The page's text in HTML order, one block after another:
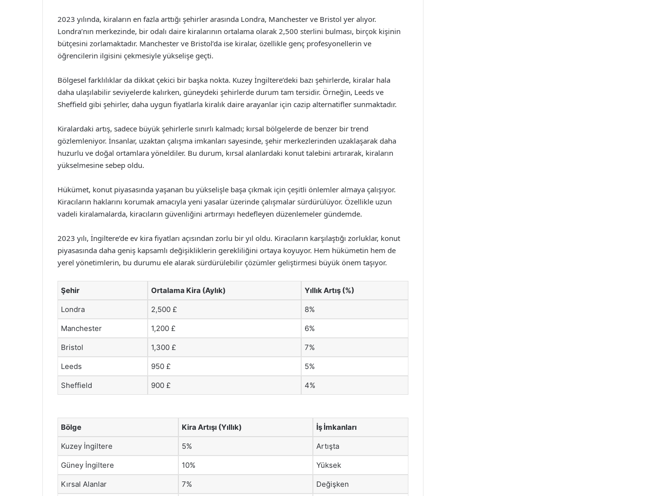
2023 yılında, kiraların en fazla arttığı şehirler arasında Londra, Manchester ve Bristol yer alıyor.
Londra’nın merkezinde, bir odalı daire kiralarının ortalama olarak 2,500 sterlini bulması, birçok kişinin
bütçesini zorlamaktadır. Manchester ve Bristol’da ise kiralar, özellikle genç profesyonellerin ve
öğrencilerin ilgisini çekmesiyle yükselişe geçti.
Bölgesel farklılıklar da dikkat çekici bir başka nokta. Kuzey İngiltere’deki bazı şehirlerde, kiralar hala
daha ulaşılabilir seviyelerde kalırken, güneydeki şehirlerde durum tam tersidir. Örneğin, Leeds ve
Sheffield gibi şehirler, daha uygun fiyatlarla kiralık daire arayanlar için cazip alternatifler sunmaktadır.
Kiralardaki artış, sadece büyük şehirlerle sınırlı kalmadı; kırsal bölgelerde de benzer bir trend
gözlemleniyor. İnsanlar, uzaktan çalışma imkanları sayesinde, şehir merkezlerinden uzaklaşarak daha
huzurlu ve doğal ortamlara yöneldiler. Bu durum, kırsal alanlardaki konut talebini artırarak, kiraların
yükselmesine sebep oldu.
Hükümet, konut piyasasında yaşanan bu yükselişle başa çıkmak için çeşitli önlemler almaya çalışıyor.
Kiracıların haklarını korumak amacıyla yeni yasalar üzerinde çalışmalar sürdürülüyor. Özellikle uzun
vadeli kiralamalarda, kiracıların güvenliğini artırmayı hedefleyen düzenlemeler gündemde.
2023 yılı, İngiltere’de ev kira fiyatları açısından zorlu bir yıl oldu. Kiracıların karşılaştığı zorluklar, konut
piyasasında daha geniş kapsamlı değişikliklerin gerekliliğini ortaya koyuyor. Hem hükümetin hem de
yerel yönetimlerin, bu durumu ele alarak sürdürülebilir çözümler geliştirmesi büyük önem taşıyor.
Şehir Ortalama Kira (Aylık) Yıllık Artış (%)
Londra 2,500 £ 8%
Manchester 1,200 £ 6%
Bristol 1,300 £ 7%
Leeds 950 £ 5%
Sheffield 900 £ 4%
Bölge Kira Artışı (Yıllık) İş İmkanları
Kuzey İngiltere 5% Artışta
Güney İngiltere 10% Yüksek
Kırsal Alanlar 7% Değişken